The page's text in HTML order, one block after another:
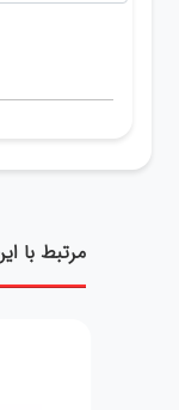
مرتبط با